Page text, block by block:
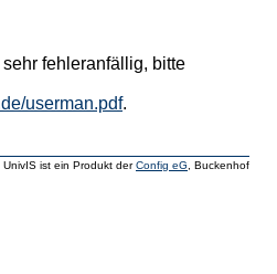
fehleranfällig, bitte
userman.pdf.
UnivIS ist ein Produkt derConfig eG , Buckenhof